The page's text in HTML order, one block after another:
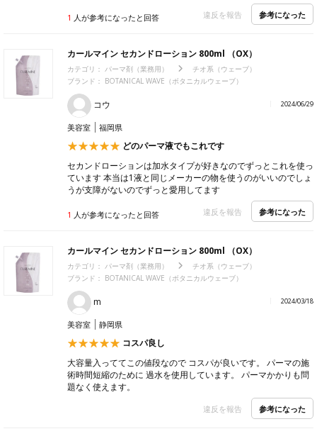
1 人が参考になったと回答 違反を報告 参考になった
カールマイン セカンドローション 800ml （OX）
カテゴリ： パーマ剤（業務用）
チオ系（ウェーブ）
ブランド： BOTANICAL WAVE（ボタニカルウェーブ）
コウ 2024/06/29
美容室 福岡県
どのパーマ液でもこれです
セカンドローションは加水タイプが好きなのでずっとこれを使っ
ています 本当は1液と同じメーカーの物を使うのがいいのでしょ
うが支障がないのでずっと愛用してます
1 人が参考になったと回答 違反を報告 参考になった
カールマイン セカンドローション 800ml （OX）
カテゴリ： パーマ剤（業務用）
チオ系（ウェーブ）
ブランド： BOTANICAL WAVE（ボタニカルウェーブ）
m 2024/03/18
美容室 静岡県
コスパ良し
大容量入っててこの値段なので コスパが良いです。 パーマの施
術時間短縮のために 過水を使用しています。 パーマかかりも問
題なく使えます。
違反を報告 参考になった